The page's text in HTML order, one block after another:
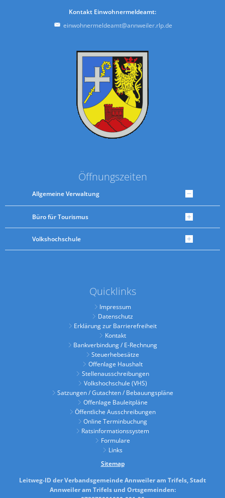
Kontakt Einwohnermeldeamt:
einwohnermeldeamt@annweiler.rlp.de
Öffnungszeiten
Allgemeine Verwaltung
Büro für Tourismus
Volkshochschule
Quicklinks
Impressum
Datenschutz
Erklärung zur Barrierefreiheit
Kontakt
Bankverbindung / E-Rechnung
Steuerhebesätze
Offenlage Haushalt
Stellenausschreibungen
Volkshochschule (VHS)
Satzungen / Gutachten / Bebauungspläne
Offenlage Bauleitpläne
Öffentliche Ausschreibungen
Online Terminbuchung
Ratsinformationssystem
Formulare
Links
Sitemap
Leitweg-ID der Verbandsgemeinde Annweiler am Trifels, Stadt
Annweiler am Trifels und Ortsgemeinden: